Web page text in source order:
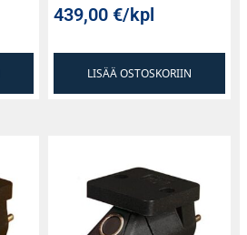
439,00€/kpl
LISÄÄ OSTOSKORIIN